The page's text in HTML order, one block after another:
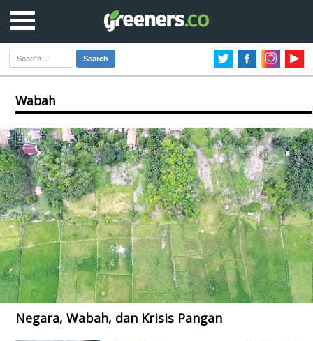
Search
Wabah
Negara, Wabah, dan Krisis Pangan